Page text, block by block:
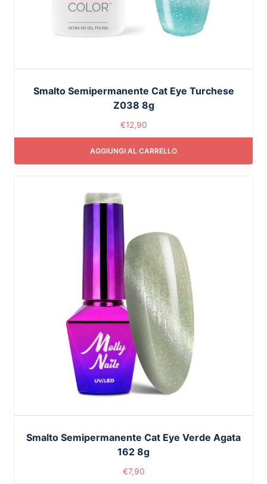
Smalto Semipermanente Cat Eye Turchese
Z038 8g
€12,90
AGGIUNGI AL CARRELLO
Smalto Semipermanente Cat Eye Verde Agata
162 8g
€7,90